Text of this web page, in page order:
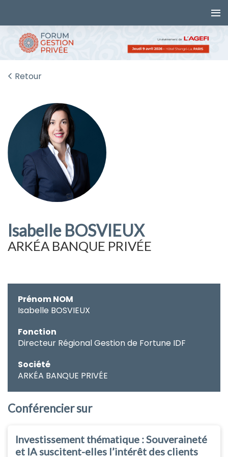
Retour
Isabelle BOSVIEUX
ARKÉA BANQUE PRIVÉE
Prénom NOM
Isabelle BOSVIEUX
Fonction
Directeur Régional Gestion de Fortune IDF
Société
ARKÉA BANQUE PRIVÉE
Conférencier sur
Investissement thématique : Souveraineté
et IA suscitent-elles l’intérêt des clients